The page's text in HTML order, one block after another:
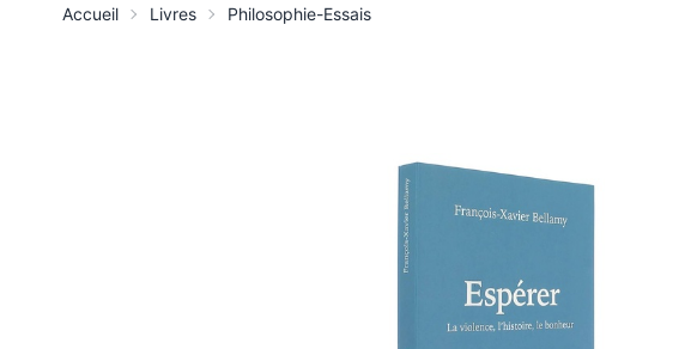
Accueil Livres Philosophie-Essais